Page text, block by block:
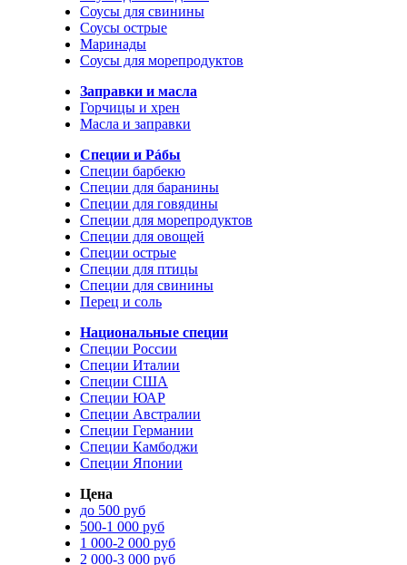
Соусы для свинины
Соусы острые
Маринады
Соусы для морепродуктов
Заправки и масла
Горчицы и хрен
Масла и заправки
Специи и Рáбы
Специи барбекю
Специи для баранины
Специи для говядины
Специи для морепродуктов
Специи для овощей
Специи острые
Специи для птицы
Специи для свинины
Перец и соль
Национальные специи
Специи России
Специи Италии
Специи США
Специи ЮАР
Специи Австралии
Специи Германии
Специи Камбоджи
Специи Японии
Цена
до 500 руб
500-1 000 руб
1 000-2 000 руб
2 000-3 000 руб